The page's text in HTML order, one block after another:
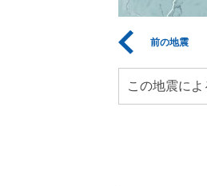
前の地震
この地震によ